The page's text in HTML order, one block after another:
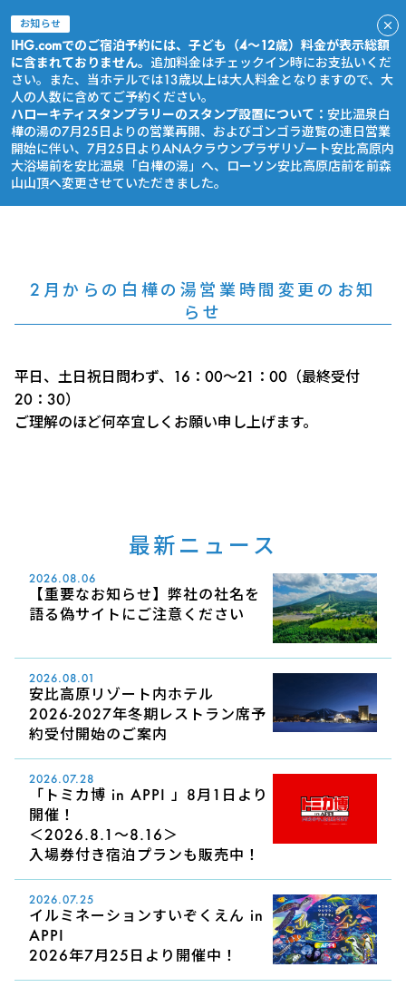
お知らせ
IHG.comでのご宿泊予約には、子ども（4～12歳）料金が表示総額
に含まれておりません。 追加料金はチェックイン時にお支払いくだ
さい。また、当ホテルでは13歳以上は大人料金となりますので、大
人の人数に含めてご予約ください。
ハローキティスタンプラリーのスタンプ設置について： 安比温泉白
樺の湯の7月25日よりの営業再開、およびゴンゴラ遊覧の連日営業
開始に伴い、7月25日よりANAクラウンプラザリゾート安比高原内
大浴場前を安比温泉「白樺の湯」へ、ローソン安比高原店前を前森
山山頂へ変更させていただきました。
2月からの白樺の湯営業時間変更のお知
らせ
平日、土日祝日問わず、16：00～21：00（最終受付
20：30）
ご理解のほど何卒宜しくお願い申し上げます。
最新ニュース
2026.08.06
【重要なお知らせ】弊社の社名を
語る偽サイトにご注意ください
2026.08.01
安比高原リゾート内ホテル
2026-2027年冬期レストラン席予
約受付開始のご案内
2026.07.28
「トミカ博 in APPI 」8月1日より
開催！
＜2026.8.1～8.16＞
入場券付き宿泊プランも販売中！
2026.07.25
イルミネーションすいぞくえん in
APPI
2026年7月25日より開催中！